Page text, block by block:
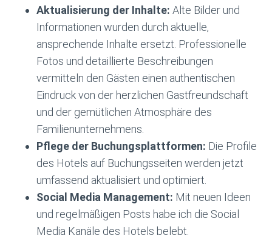
Aktualisierung der Inhalte: Alte Bilder und
Informationen wurden durch aktuelle,
ansprechende Inhalte ersetzt. Professionelle
Fotos und detaillierte Beschreibungen
vermitteln den Gästen einen authentischen
Eindruck von der herzlichen Gastfreundschaft
und der gemütlichen Atmosphäre des
Familienunternehmens.
Pflege der Buchungsplattformen: Die Profile
des Hotels auf Buchungsseiten werden jetzt
umfassend aktualisiert und optimiert.
Social Media Management: Mit neuen Ideen
und regelmäßigen Posts habe ich die Social
Media Kanäle des Hotels belebt.